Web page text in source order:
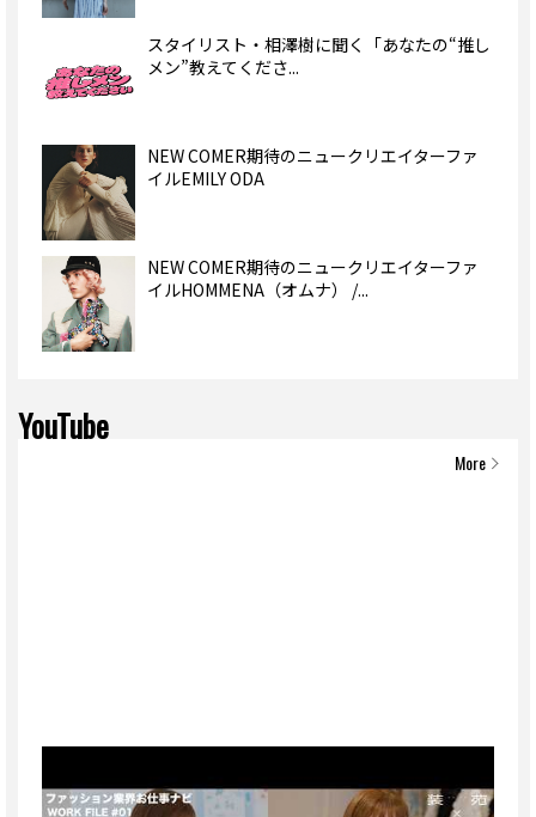
スタイリスト・相澤樹に聞く「あなたの“推し
メン”教えてくださ...
NEW COMER期待のニュークリエイターファ
イルEMILY ODA
NEW COMER期待のニュークリエイターファ
イルHOMMENA（オムナ） /...
YouTube
More